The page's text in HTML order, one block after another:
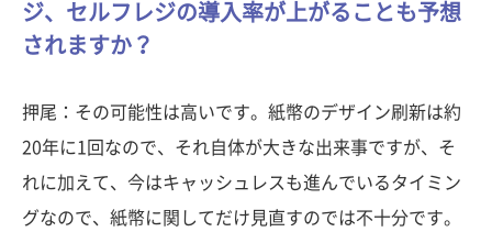
ジ、セルフレジの導入率が上がることも予想
されますか？
押尾：その可能性は高いです。紙幣のデザイン刷新は約
20年に1回なので、それ自体が大きな出来事ですが、そ
れに加えて、今はキャッシュレスも進んでいるタイミン
グなので、紙幣に関してだけ見直すのでは不十分です。